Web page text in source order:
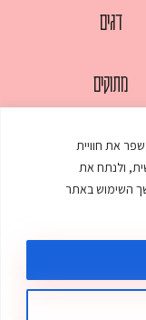
את חוויית
ולנתח את
השימוש באתר
דגים
מתוקים
עוגות
עוף